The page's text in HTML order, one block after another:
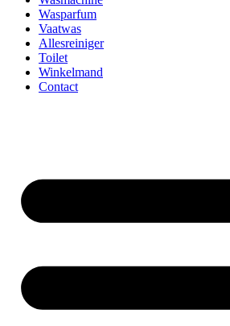
Wasparfum
Vaatwas
Allesreiniger
Toilet
Winkelmand
Contact